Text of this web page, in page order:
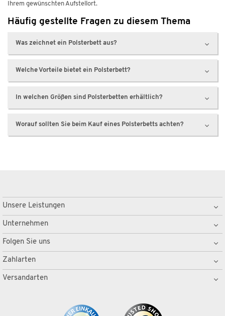
Ihrem gewünschten Aufstellort.
Häufig gestellte Fragen zu diesem Thema
Was zeichnet ein Polsterbett aus?
Welche Vorteile bietet ein Polsterbett?
In welchen Größen sind Polsterbetten erhältlich?
Worauf sollten Sie beim Kauf eines Polsterbetts achten?
Unsere Leistungen
Unternehmen
Folgen Sie uns
Zahlarten
Versandarten